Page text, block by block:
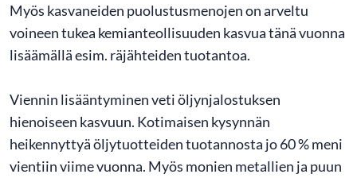
Myös kasvaneiden puolustusmenojen on arveltu
voineen tukea kemianteollisuuden kasvua tänä vuonna
lisäämällä esim. räjähteiden tuotantoa.
Viennin lisääntyminen veti öljynjalostuksen
hienoiseen kasvuun. Kotimaisen kysynnän
heikennyttyä öljytuotteiden tuotannosta jo 60 % meni
vientiin viime vuonna. Myös monien metallien ja puun